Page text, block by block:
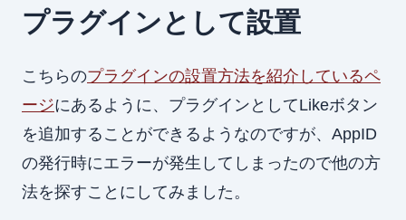
プラグインとして設置
こちらのプラグインの設置方法を紹介しているペ
ージにあるように、プラグインとしてLikeボタン
を追加することができるようなのですが、AppID
の発行時にエラーが発生してしまったので他の方
法を探すことにしてみました。